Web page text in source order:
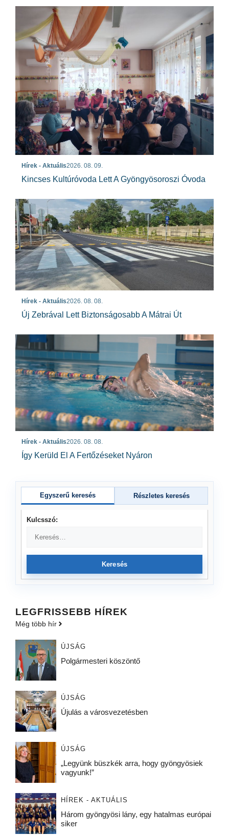
Hírek - Aktuális2026. 08. 09.
Kincses Kultúróvoda Lett A Gyöngyösoroszi Óvoda
Hírek - Aktuális2026. 08. 08.
Új Zebrával Lett Biztonságosabb A Mátrai Út
Hírek - Aktuális2026. 08. 08.
Így Kerüld El A Fertőzéseket Nyáron
Egyszerű keresés Részletes keresés
Kulcsszó:
Keresés
LEGFRISSEBB HÍREK
Még több hír
ÚJSÁG
Polgármesteri köszöntő
ÚJSÁG
Újulás a városvezetésben
ÚJSÁG
„Legyünk büszkék arra, hogy gyöngyösiek
vagyunk!”
HÍREK - AKTUÁLIS
Három gyöngyösi lány, egy hatalmas európai
siker